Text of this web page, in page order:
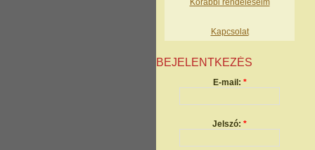
Korábbi rendeléseim
Kapcsolat
BEJELENTKEZÉS
E-mail: *
Jelszó: *